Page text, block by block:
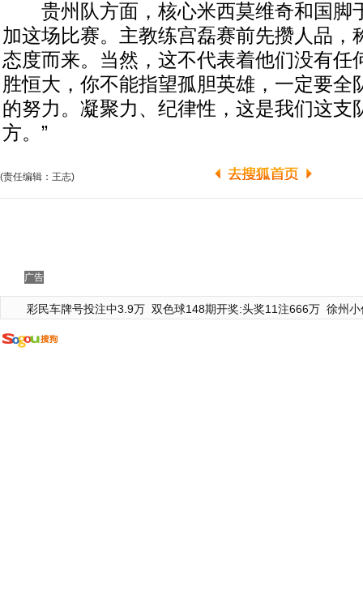
贵州队方面，核心米西莫维奇和国脚
加这场比赛。主教练宫磊赛前先攒人品，
态度而来。当然，这不代表着他们没有任
胜恒大，你不能指望孤胆英雄，一定要全
的努力。凝聚力、纪律性，这是我们这支
方。”
(责任编辑：王志)
广告
彩民车牌号投注中3.9万 双色球148期开奖:头奖11注666万 徐州